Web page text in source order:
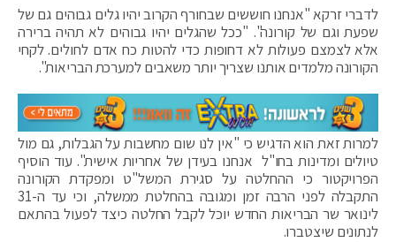
לדברי זרקא "אנחנו חוששים שבחורף הקרוב יהיו גלים גבוהים גם של
שפעת וגם של קורונה". "ככל שהגלים יהיו גבוהים לא תהיה ברירה
אלא לצמצם פעולות לא דחופות כדי להטות כח אדם לחולים. לקחי
הקורונה מלמדים אותנו שצריך יותר משאבים למערכת הבריאות".
למרות זאת הוא הדגיש כי "אין לנו שום מחשבות על הגבלות, גם מול
טיולים ומדינות בחו"ל אנחנו בעידן של אחריות אישית". עוד הוסיף
הפרויקטור כי ההחלטה על סגירת המשל"ט ומפקדת הקורונה
התקבלה לפני הרבה זמן ומגובה בהחלטת ממשלה, וכי עד ה-31
לינואר שר הבריאות החדש יוכל לקבל החלטה כיצד לפעול בהתאם
לנתונים שיצטברו.